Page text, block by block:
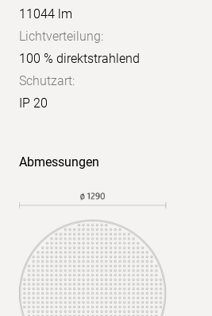
11044 lm
Lichtverteilung:
100 % direktstrahlend
Schutzart:
IP 20
Y:
S:
+0,7/-0,7
Reflexionsgrade:
70/50/20
Abmessungen